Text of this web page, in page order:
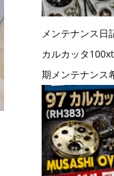
メンテナンス日
カルカッタ
期メンテナンス